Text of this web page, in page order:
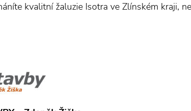
kvalitní žaluzie Isotra ve Zlínském kraji,